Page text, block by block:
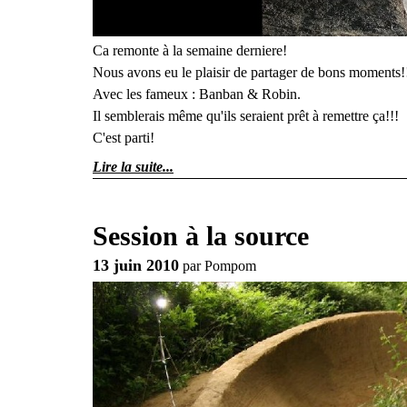
Ca remonte à la semaine derniere!
Nous avons eu le plaisir de partager de bons
Avec les fameux : Banban & Robin.
Il semblerais même qu'ils seraient prêt à remettre ça!!!
C'est parti!
Lire la suite
Session à la source
13 juin 2010 parPompom